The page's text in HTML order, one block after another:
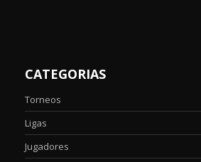
CATEGORIAS
Torneos
Ligas
Jugadores